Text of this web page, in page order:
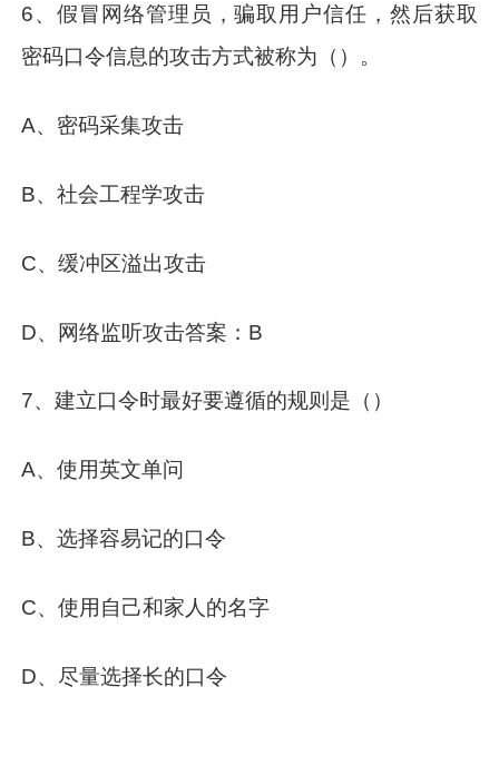
6、假冒网络管理员，骗取用户信任，然后获取
密码口令信息的攻击方式被称为（）。
A、密码采集攻击
B、社会工程学攻击
C、缓冲区溢出攻击
D、网络监听攻击答案：B
7、建立口令时最好要遵循的规则是（）
A、使用英文单问
B、选择容易记的口令
C、使用自己和家人的名字
D、尽量选择长的口令